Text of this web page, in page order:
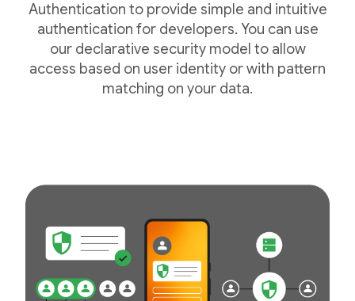
Authentication to provide simple and intuitive
authentication for developers. You can use
our declarative security model to allow
access based on user identity or with pattern
matching on your data.